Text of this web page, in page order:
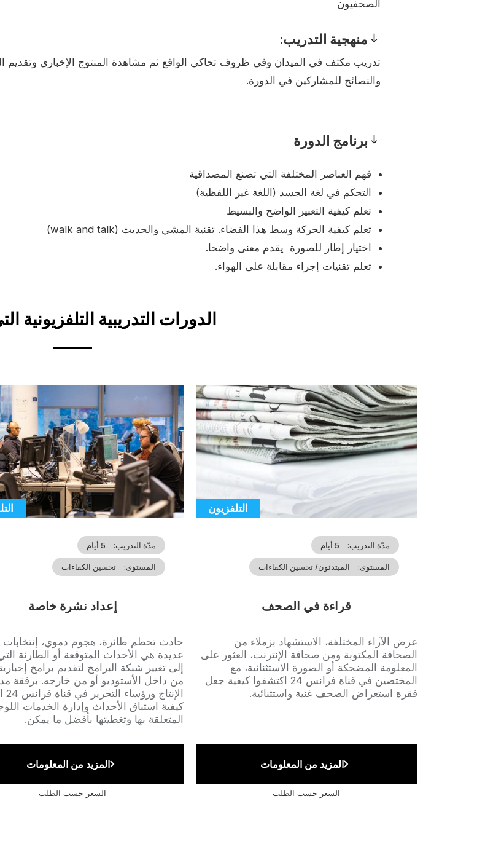
Prerequisites
الصحفيون
منهجية التدريب:
Pedagogy
تدريب مكثف في الميدان وفي ظروف تحاكي الواقع ثم مشاهدة المنتوج الإخباري وتقديم
والنصائح للمشاركين في الدورة.
برنامج الدورة
فهم العناصر المختلفة التي تصنع المصداقية
التحكم في لغة الجسد (اللغة غير اللفظية)
تعلم كيفية التعبير الواضح والبسيط
تعلم كيفية الحركة وسط هذا الفضاء. تقنية المشي والحديث (walk and talk)
اختيار إطار للصورة يقدم معنى واضحا.
تعلم تقنيات إجراء مقابلة على الهواء.
الدورات التدريبية التلفزيونية
Cover
illustration
Catégorie
التلفزيون
مدّة التدريب 5 أيام
المستوى المبتدئون/ تحسين الكفاءات
قراءة في الصحف
Accroche
عرض الآراء المختلفة، الاستشهاد بزملاء من
الصحافة المكتوبة ومن صحافة الإنترنت، العثور على
المعلومة المضحكة أو الصورة الاستثنائية، مع
المختصين في قناة فرانس 24 اكتشفوا كيفية جعل
فقرة استعراض الصحف غنية واستثنائية.
المزيد من المعلومات
السعر حسب الطلب
Cover
illustration
مدّة التدريب 5 أيام
المستوى تحسين الكفاءات
إعداد نشرة خاصة
Accroche
حادث تحطم طائرة، هجوم دموي، إنتخابات
عديدة هي الأحداث المتوقعة أو الطارئة
إلى تغيير شبكة البرامج لتقديم برامج
من داخل الأستوديو أو من خارجه. برفقة
كيفية استباق الأحداث وإدارة الخدمات
المتعلقة بها وتغطيتها بأفضل ما يمكن.
المزيد من المعلومات
السعر حسب الطلب